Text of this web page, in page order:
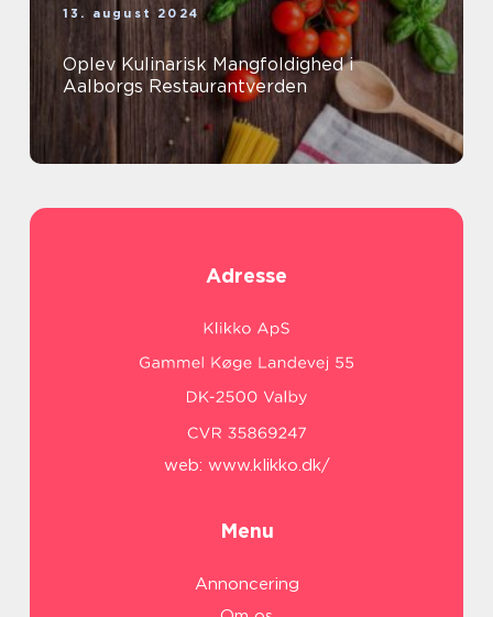
13. august 2024
Oplev Kulinarisk Mangfoldighed i
Aalborgs Restaurantverden
Adresse
web: www.klikko.dk/
Menu
Annoncering